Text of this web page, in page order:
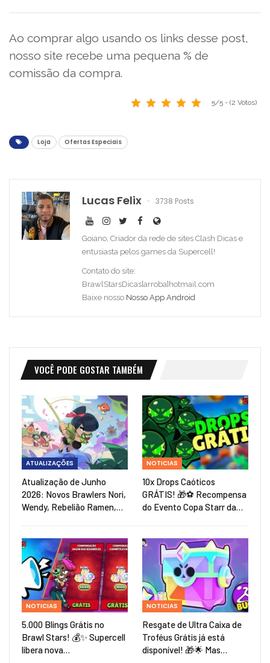
Ao comprar algo usando os links desse post,
nosso site recebe uma pequena % de
comissão da compra.
5/5 - (2 Votos)
Loja Ofertas Especiais
Lucas Felix 3738 Posts
Goiano, Criador da rede de sites Clash Dicas e
entusiasta pelos games da Supercell!
Contato do site:
BrawlStarsDicas[arroba]hotmail.com
Baixe nosso Nosso App Android
VOCÊ PODE GOSTAR TAMBÉM
ATUALIZAÇÕES
Atualização de Junho
2026: Novos Brawlers Nori,
Wendy, Rebelião Ramen,…
NOTICIAS
10x Drops Caóticos
GRÁTIS! 🎁⚽ Recompensa
do Evento Copa Starr da…
NOTICIAS
5.000 Blings Grátis no
Brawl Stars! 💰✨ Supercell
libera nova…
NOTICIAS
Resgate de Ultra Caixa de
Troféus Grátis já está
disponível! 🎁🌟 Mas…